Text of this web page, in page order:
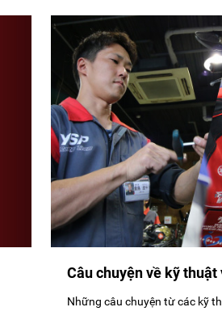
Câu chuyện về kỹ thuật
Những câu chuyện từ các kỹ